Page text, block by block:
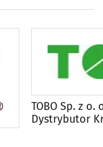
TOBO Sp. z
Dystrybutor